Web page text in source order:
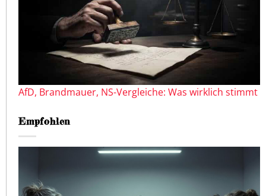
AfD, Brandmauer, NS-Vergleiche: Was wirklich stimmt
Empfohlen